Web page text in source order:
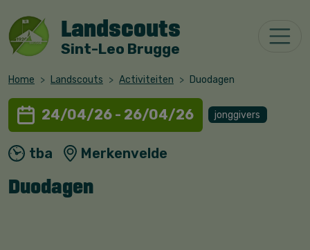
Landscouts
Sint-Leo Brugge
Home Landscouts Activiteiten Duodagen
24/04/26 - 26/04/26 jonggivers
tba Merkenvelde
Duodagen